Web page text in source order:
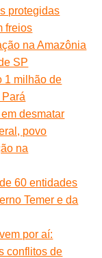
protegidas
freios
na Amazônia
SP
1 milhão de
desmatar
povo
na
60 entidades
Temer e da
por aí:
conflitos de